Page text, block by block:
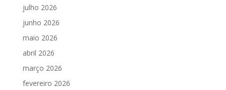
julho 2026
junho 2026
maio 2026
abril 2026
março 2026
fevereiro 2026